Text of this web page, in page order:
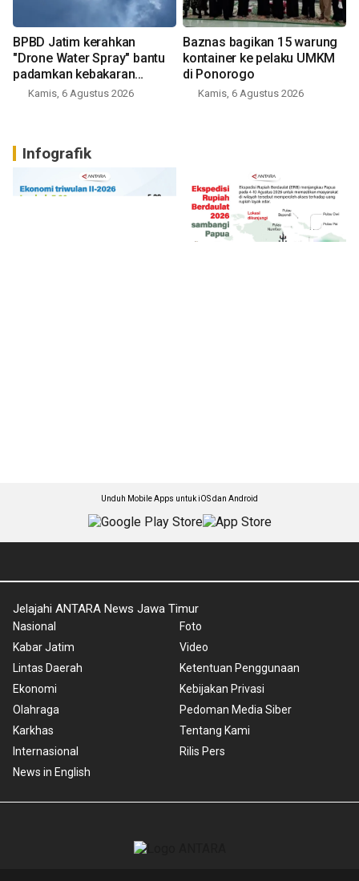
BPBD Jatim kerahkan
"Drone Water Spray" bantu
padamkan kebakaran
Bromo
Kamis, 6 Agustus 2026
Baznas bagikan 15 warung
kontainer ke pelaku UMKM
di Ponorogo
Kamis, 6 Agustus 2026
Infografik
Unduh Mobile Apps untuk iOS dan Android
Jelajahi ANTARA News Jawa Timur
Nasional
Kabar Jatim
Lintas Daerah
Ekonomi
Olahraga
Karkhas
Internasional
News in English
Foto
Video
Ketentuan Penggunaan
Kebijakan Privasi
Pedoman Media Siber
Tentang Kami
Rilis Pers